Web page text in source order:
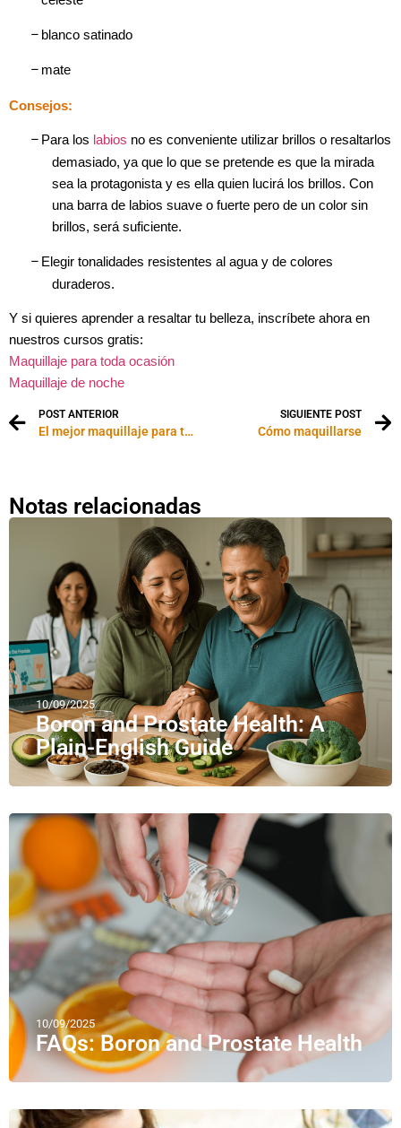
– blanco satinado
– mate
Consejos:
– Para los labios no es conveniente utilizar brillos o resaltarlos
demasiado, ya que lo que se pretende es que la mirada
sea la protagonista y es ella quien lucirá los brillos. Con
una barra de labios suave o fuerte pero de un color sin
brillos, será suficiente.
– Elegir tonalidades resistentes al agua y de colores
duraderos.
Y si quieres aprender a resaltar tu belleza, inscríbete ahora en
nuestros cursos gratis:
Maquillaje para toda ocasión
Maquillaje de noche
POST ANTERIOR
El mejor maquillaje para tu color de piel
SIGUIENTE POST
Cómo maquillarse
Notas relacionadas
10/09/2025
Boron and Prostate Health: A
Plain-English Guide
10/09/2025
FAQs: Boron and Prostate Health